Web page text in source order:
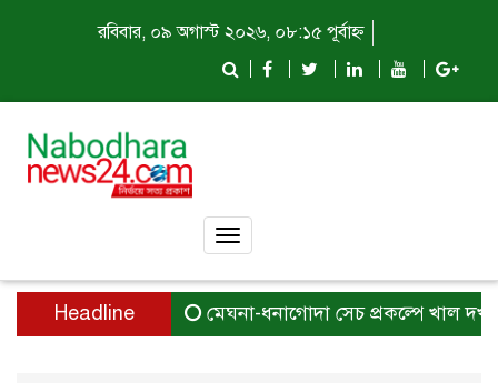
রবিবার, ০৯ অগাস্ট ২০২৬, ০৮:১৫ পূর্বাহ্ন
Toggle
Headline মেঘনা-ধনাগোদা সেচ প্রকল্পে খাল দখলে